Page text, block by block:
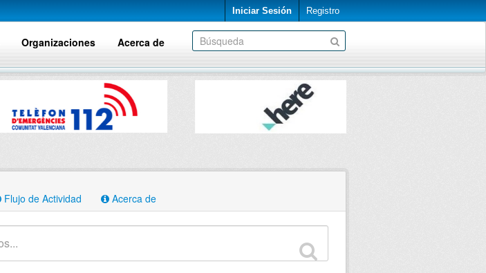
Iniciar Sesión Registro
Organizaciones Acerca de
Flujo de Actividad Acerca de